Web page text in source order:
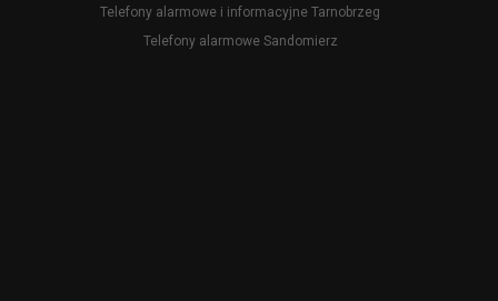
Telefony alarmowe i informacyjne Tarnobrzeg
Telefony alarmowe Sandomierz